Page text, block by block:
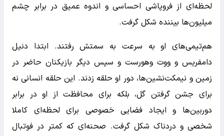
لحظه‌ای از فروپاشی احساسی و اندوه عمیق در برابر چشم
میلیون‌ها بیننده شکل گرفت.
هم‌تیمی‌های او به سرعت به سمتش رفتند. ابتدا دنیل
دامفریس و ووت وهورست و سپس دیگر بازیکنان حاضر در
زمین و نیمکت‌نشین‌ها، دور او حلقه زدند. این حلقه انسانی نه
برای جشن گرفتن گل، بلکه برای محافظت از او در برابر
دوربین‌ها و ایجاد فضایی خصوصی برای لحظه‌ای کاملا
شخصی و دردناک شکل گرفت. صحنه‌ای که کمتر در فوتبال